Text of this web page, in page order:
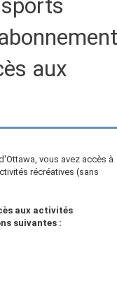
aux
vous avez accès à
récréatives (sans
aux activités
suivantes :